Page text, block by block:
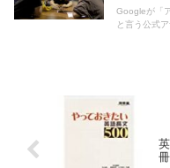
Googleが「
と言う公式
冊